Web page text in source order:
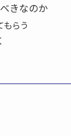
きなのか
もらう